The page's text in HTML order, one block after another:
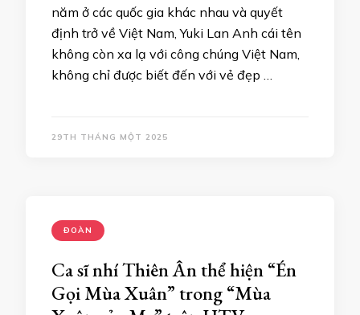
năm ở các quốc gia khác nhau và quyết
định trở về Việt Nam, Yuki Lan Anh cái tên
không còn xa lạ với công chúng Việt Nam,
không chỉ được biết đến với vẻ đẹp …
29TH THÁNG MỘT 2025
ĐOÀN
Ca sĩ nhí Thiên Ân thể hiện “Én
Gọi Mùa Xuân” trong “Mùa